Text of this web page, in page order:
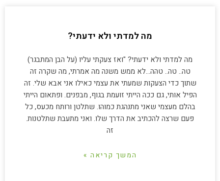
מה למדתי ולא ידעתי?
מה למדתי ולא ידעתי? "ואז צעקתי עליו (על הבן המתבגר)
טה.. טה.. טהה…לא ממש משנה מה אמרתי, מה שקרה זה
שתוך כדי הצעקות שמעתי את עצמי כאילו אני אבא שלי. זה
הפיל אותי, גם ככה הייתי זועמת בגוף, מבפנים. ופתאום הייתי
בהלם מעצמי שאני מתנהגת כמוהו. שתלטן ורותח מכעס, כל
פעם שרצה להכתיב את הדרך שלו. ואני מתעבת שתלטנות.
זה
המשך קריאה »